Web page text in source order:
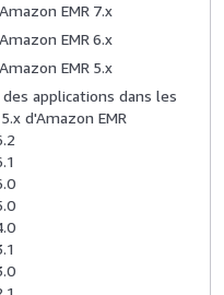
EMR 7.x
EMR 6.x
EMR 5.x
applications dans les
d'Amazon EMR